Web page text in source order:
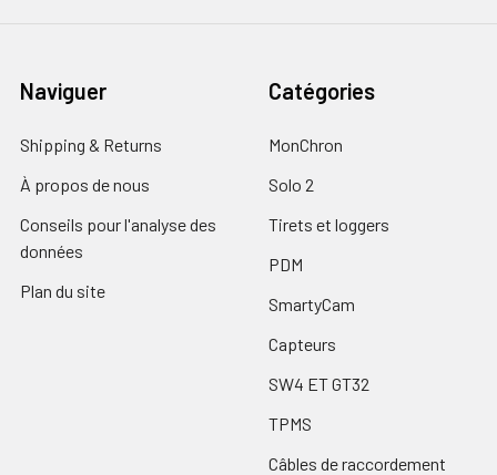
Naviguer
Shipping & Returns
À propos de nous
Conseils pour l'analyse des
données
Plan du site
Catégories
MonChron
Solo 2
Tirets et loggers
PDM
SmartyCam
Capteurs
SW4 ET GT32
TPMS
Câbles de raccordement